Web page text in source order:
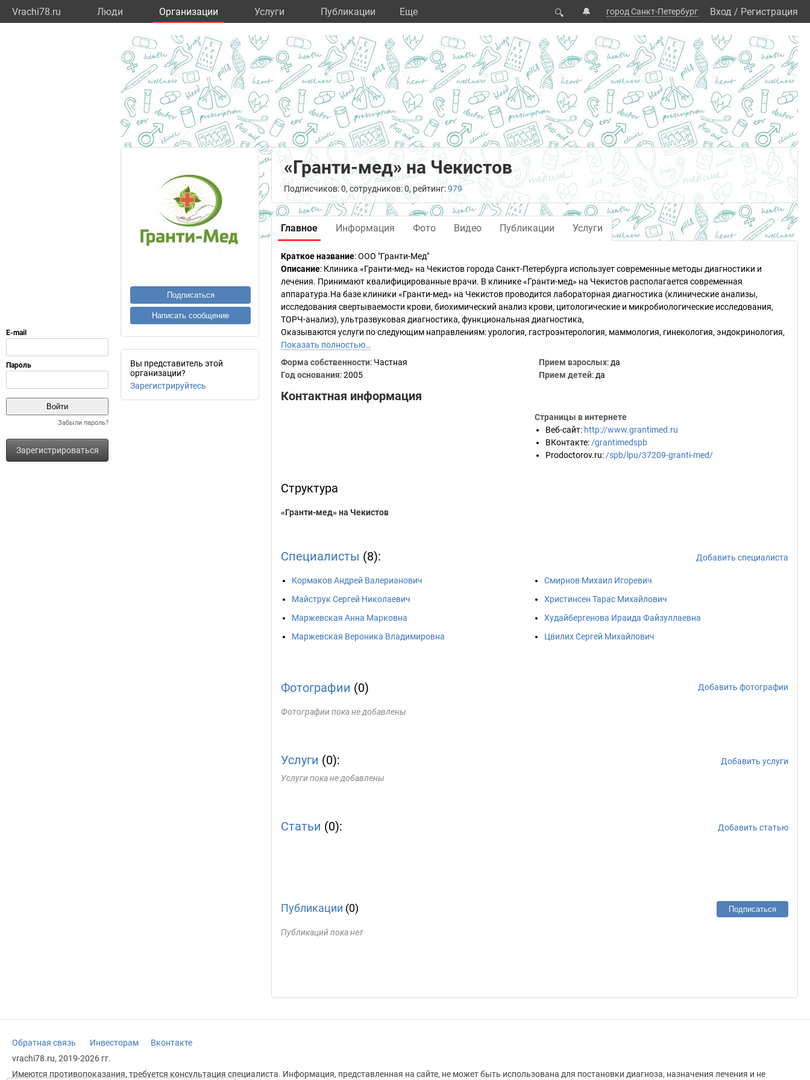
Vrachi78.ru Люди Организации Услуги Публикации Eще 🔍 🔔 город Санкт-Петербург Вход / Регистрация
Забыли пароль?
Зарегистрироваться
Подписаться
Написать сообщение
Вы представитель этой
организации?
Зарегистрируйтесь
«Гранти-мед» на Чекистов
Подписчиков: 0, сотрудников: 0, рейтинг:979
Главное Информация Фото Видео Публикации Услуги
Краткое название:ООО "Гранти-Мед"
Описание: Клиника «Гранти-мед» на Чекистов города Санкт-Петербурга использует современные методы диагностики и
лечения. Принимают квалифицированные врачи. В клинике «Гранти-мед» на Чекистов располагается современная
аппаратура.На базе клиники «Гранти-мед» на Чекистов проводится лабораторная диагностика (клинические анализы,
исследования свертываемости крови, биохимический анализ крови, цитологические и микробиологические исследования,
ТОРЧ-анализ), ультразвуковая диагностика, функциональная диагностика,
Оказываются услуги по следующим направлениям: урология, гастроэнтерология, маммология, гинекология, эндокринология,
Показать полностью…
Форма собственности: Частная
Год основания:2005
Прием взрослых: да
Прием детей: да
Контактная информация
Страницы в интернете
Веб-сайт: http://www.grantimed.ru
ВКонтакте: /grantimedspb
Prodoctorov.ru: /spb/lpu/37209-granti-med/
Структура
«Гранти-мед» на Чекистов
Специалисты (8): Добавить специалиста
Кормаков Андрей Валерианович
Майструк Сергей Николаевич
Маржевская Анна Марковна
Маржевская Вероника Владимировна
Смирнов Михаил Игоревич
Христинсен Тарас Михайлович
Худайбергенова Ираида Файзуллаевна
Цвилих Сергей Михайлович
Фотографии (0) Добавить фотографии
Фотографии пока не добавлены
Услуги (0):
Добавить услуги
Услуги пока не добавлены
Статьи (0): Добавить статью
Публикации (0) Подписаться
Публикаций пока нет
Обратная связь Инвесторам
Вконтакте
vrachi78.ru, 2019-2026 гг.
Имеются противопоказания, требуется консультация специалиста. Информация, представленная на сайте, не может быть использована для постановки диагноза, назначения лечения и не